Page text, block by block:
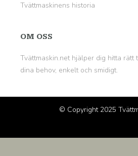
Tvättmaskinens historia
OM OSS
Tvättmaskin.net hjälper dig hitta rätt
dina behov, enkelt och smidigt.
© Copyright 2025